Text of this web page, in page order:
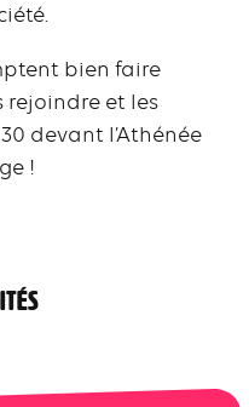
bien faire
rejoindre et les
devant l’Athénée
!